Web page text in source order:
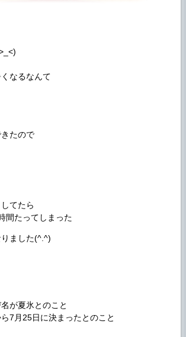
なるなんて
たので
てたら
間たってしまった
ました(^.^)
が夏氷とのこと
7月25日に決まったとのこと